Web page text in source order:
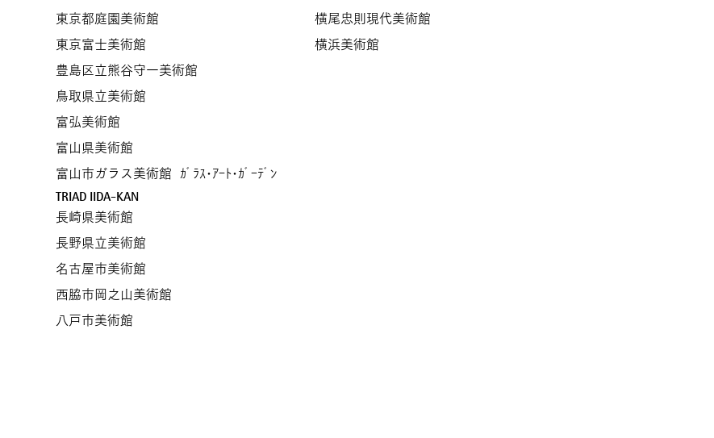
東京都庭園美術館
​東京富士美術館
豊島区立熊谷守一美術館
鳥取県立美術館
富弘美術館
富山県美術館
富山市ガラス美術館 ｶﾞﾗｽ･ｱｰﾄ･ｶﾞｰﾃﾞﾝ
TRIAD IIDA-KAN
長崎県美術館
長野県立美術館
名古屋市美術館
西脇市岡之山美術館
八戸市美術館
横尾忠則現代美術館
​横浜美術館